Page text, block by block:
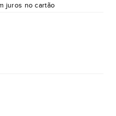
juros no cartão